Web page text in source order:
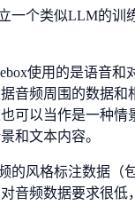
一个类似LLM的训
使用的是语音和
音频周围的数据和
可以当作是一种情
和文本内容。
的风格标注数据（
音频数据要求很低